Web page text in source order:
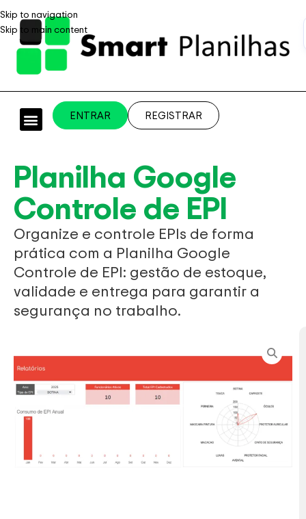
Skip to navigation
Skip to main content
ENTRAR REGISTRAR
Planilha Google
Controle de EPI
Organize e controle EPIs de forma
prática com a Planilha Google
Controle de EPI: gestão de estoque,
validade e entrega para garantir a
segurança no trabalho.